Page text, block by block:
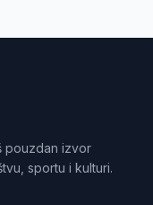
pouzdan izvor
sportu i kulturi.